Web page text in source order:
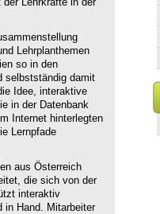
Lehrkräfte in der
Lehrplanthemen
so in den
selbstständig damit
Idee, interaktive
in der Datenbank
Internet hinterlegten
Lernpfade
aus Österreich
die sich von der
interaktiv
in Hand. Mitarbeiter